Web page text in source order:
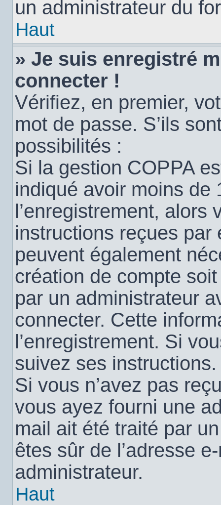
un administrateur du
Haut
» Je suis enregistré
connecter !
Vérifiez, en premier,
mot de passe. S’ils
possibilités :
Si la gestion COPPA
indiqué avoir moins de
l’enregistrement, alors
instructions reçues par
peuvent également
création de compte
par un administrateur
connecter. Cette
l’enregistrement. Si
suivez ses instructions.
Si vous n’avez pas
vous ayez fourni une
mail ait été traité par
êtes sûr de l’adresse
administrateur.
Haut